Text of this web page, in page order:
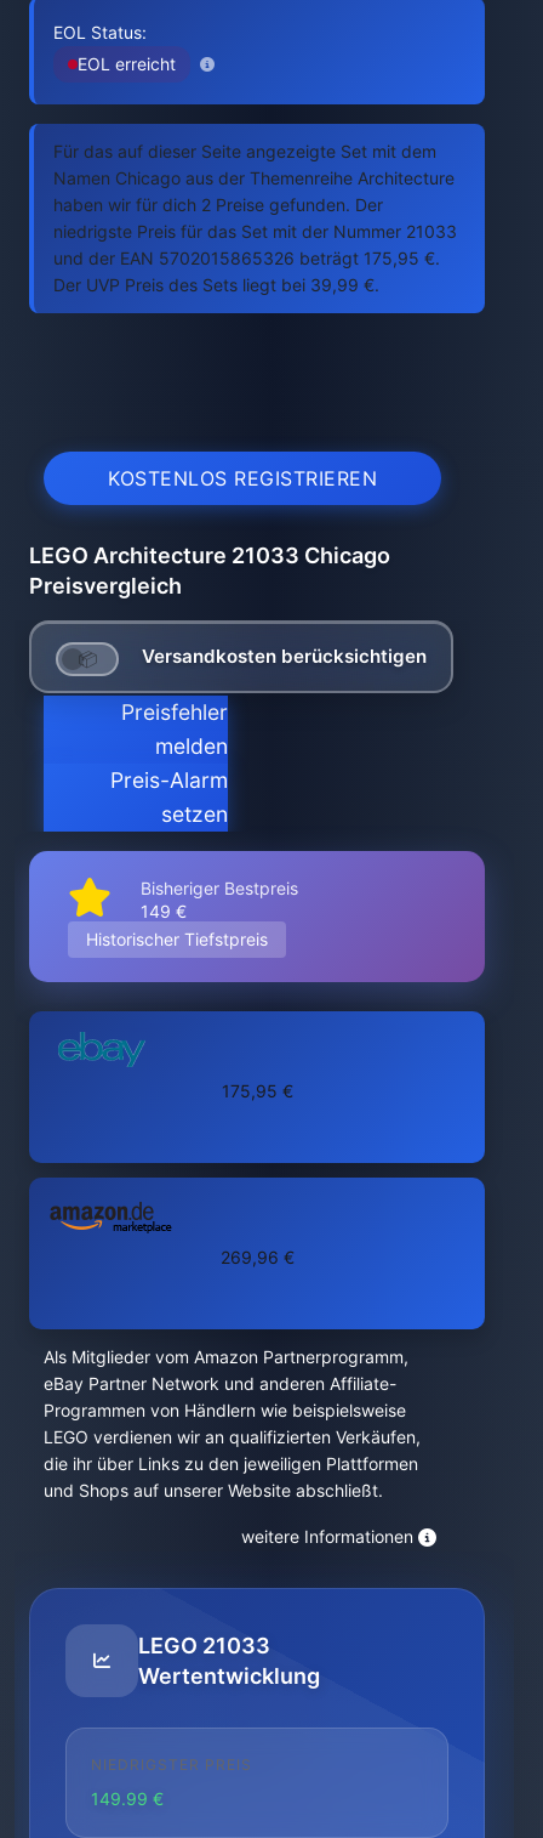
EOL Status:
EOL erreicht
Für das auf dieser Seite angezeigte Set mit dem
Namen Chicago aus der Themenreihe Architecture
haben wir für dich 2 Preise gefunden. Der
niedrigste Preis für das Set mit der Nummer 21033
und der EAN 5702015865326 beträgt 175,95 €.
Der UVP Preis des Sets liegt bei 39,99 €.
KOSTENLOS REGISTRIEREN
LEGO Architecture 21033 Chicago
Preisvergleich
Versandkosten berücksichtigen
Preisfehler
melden
Preis-Alarm
setzen
Bisheriger Bestpreis
149 €
Historischer Tiefstpreis
175,95 €
269,96 €
Als Mitglieder vom Amazon Partnerprogramm,
eBay Partner Network und anderen Affiliate-
Programmen von Händlern wie beispielsweise
LEGO verdienen wir an qualifizierten Verkäufen,
die ihr über Links zu den jeweiligen Plattformen
und Shops auf unserer Website abschließt.
weitere Informationen
LEGO 21033
Wertentwicklung
NIEDRIGSTER PREIS
149.99 €